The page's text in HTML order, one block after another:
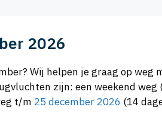
2026
Wij helpen je graag op weg
zijn: een weekend
t/m 25 december 2026 (14